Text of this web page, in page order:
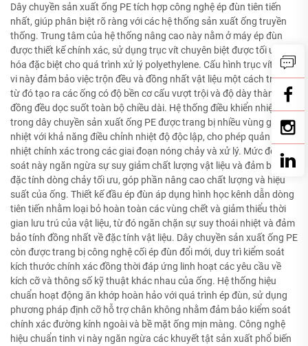
Dây chuyền sản xuất ống PE tích hợp công nghệ ép đùn tiên tiến
nhất, giúp phân biệt rõ ràng với các hệ thống sản xuất ống truyền
thống. Trung tâm của hệ thống nâng cao này nằm ở máy ép đùn
được thiết kế chính xác, sử dụng trục vít chuyên biệt được tối ưu
hóa đặc biệt cho quá trình xử lý polyethylene. Cấu hình trục vít tinh
vi này đảm bảo việc trộn đều và đồng nhất vật liệu một cách triệt để,
từ đó tạo ra các ống có độ bền cơ cấu vượt trội và độ dày thành ống
đồng đều dọc suốt toàn bộ chiều dài. Hệ thống điều khiển nhiệt độ
trong dây chuyền sản xuất ống PE được trang bị nhiều vùng gia
nhiệt với khả năng điều chỉnh nhiệt độ độc lập, cho phép quản lý
nhiệt chính xác trong các giai đoạn nóng chảy và xử lý. Mức độ kiểm
soát này ngăn ngừa sự suy giảm chất lượng vật liệu và đảm bảo
đặc tính dòng chảy tối ưu, góp phần nâng cao chất lượng và hiệu
suất của ống. Thiết kế đầu ép đùn áp dụng hình học kênh dẫn dòng
tiên tiến nhằm loại bỏ hoàn toàn các vùng chết và giảm thiểu thời
gian lưu trú của vật liệu, từ đó ngăn chặn sự suy thoái nhiệt và đảm
bảo tính đồng nhất về đặc tính vật liệu. Dây chuyền sản xuất ống PE
còn được trang bị công nghệ cối ép đùn đổi mới, duy trì kiểm soát
kích thước chính xác đồng thời đáp ứng linh hoạt các yêu cầu về
kích cỡ và thông số kỹ thuật khác nhau của ống. Hệ thống hiệu
chuẩn hoạt động ăn khớp hoàn hảo với quá trình ép đùn, sử dụng
phương pháp định cỡ hỗ trợ chân không nhằm đảm bảo kiểm soát
chính xác đường kính ngoài và bề mặt ống mịn màng. Công nghệ
hiệu chuẩn tinh vi này ngăn ngừa các khuyết tật sản xuất phổ biến